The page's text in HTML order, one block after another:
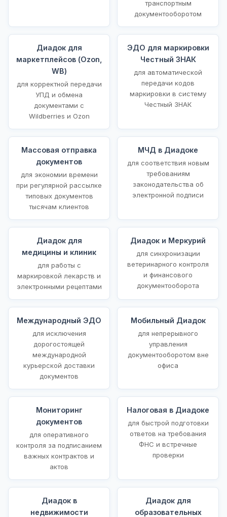
транспортным
документооборотом
Диадок для
маркетплейсов (Ozon,
WB)
для корректной передачи
УПД и обмена
документами с
Wildberries и Ozon
ЭДО для маркировки
Честный ЗНАК
для автоматической
передачи кодов
маркировки в систему
Честный ЗНАК
Массовая отправка
документов
для экономии времени
при регулярной рассылке
типовых документов
тысячам клиентов
МЧД в Диадоке
для соответствия новым
требованиям
законодательства об
электронной подписи
Диадок для
медицины и клиник
для работы с
маркировкой лекарств и
электронными рецептами
Диадок и Меркурий
для синхронизации
ветеринарного контроля
и финансового
документооборота
Международный ЭДО
для исключения
дорогостоящей
международной
курьерской доставки
документов
Мобильный Диадок
для непрерывного
управления
документооборотом вне
офиса
Мониторинг
документов
для оперативного
контроля за подписанием
важных контрактов и
актов
Налоговая в Диадоке
для быстрой подготовки
ответов на требования
ФНС и встречные
проверки
Диадок в
недвижимости
Диадок для
образовательных